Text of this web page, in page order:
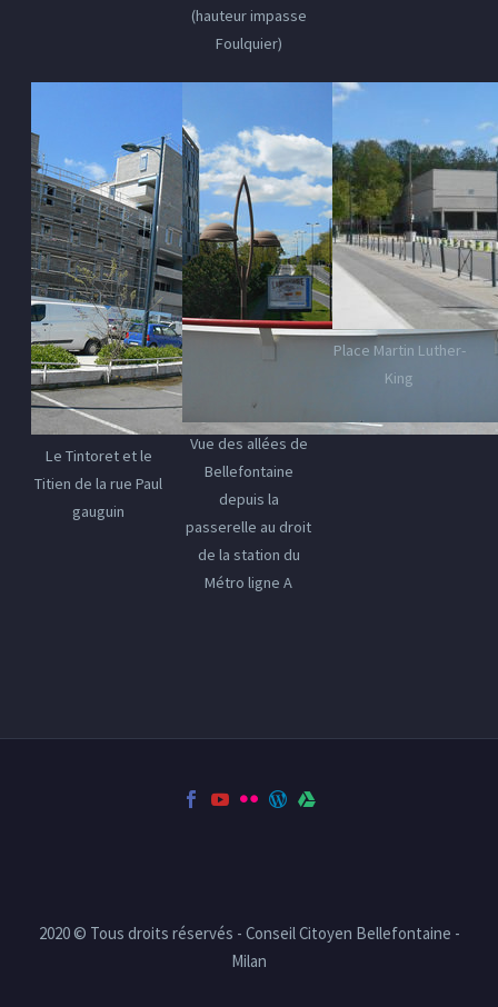
(hauteur impasse
Foulquier)
Le Tintoret et le
Titien de la rue Paul
gauguin
Vue des allées de
Bellefontaine
depuis la
passerelle au droit
de la station du
Métro ligne A
Place Martin Luther-
King
2020 © Tous droits réservés - Conseil Citoyen Bellefontaine -
Milan